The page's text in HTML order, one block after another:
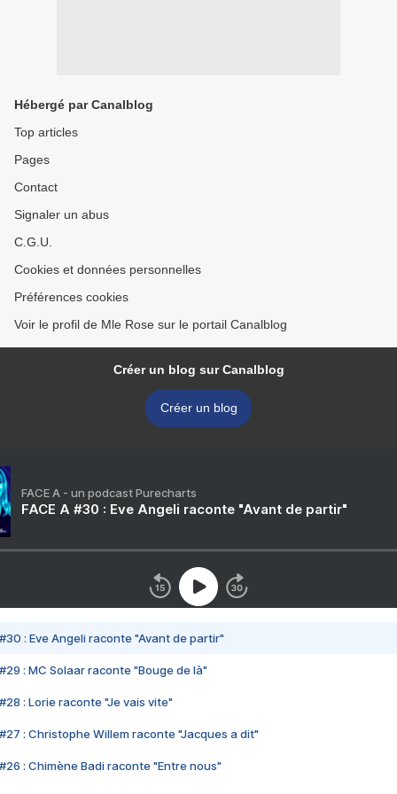
Hébergé par Canalblog
Top articles
Pages
Contact
Signaler un abus
C.G.U.
Cookies et données personnelles
Préférences cookies
Voir le profil de Mle Rose sur le portail Canalblog
Créer un blog sur Canalblog
Créer un blog
FACE A - un podcast Purecharts
FACE A #30 : Eve Angeli raconte "Avant de partir"
#30 : Eve Angeli raconte "Avant de partir"
#29 : MC Solaar raconte "Bouge de là"
#28 : Lorie raconte "Je vais vite"
#27 : Christophe Willem raconte "Jacques a dit"
#26 : Chimène Badi raconte "Entre nous"